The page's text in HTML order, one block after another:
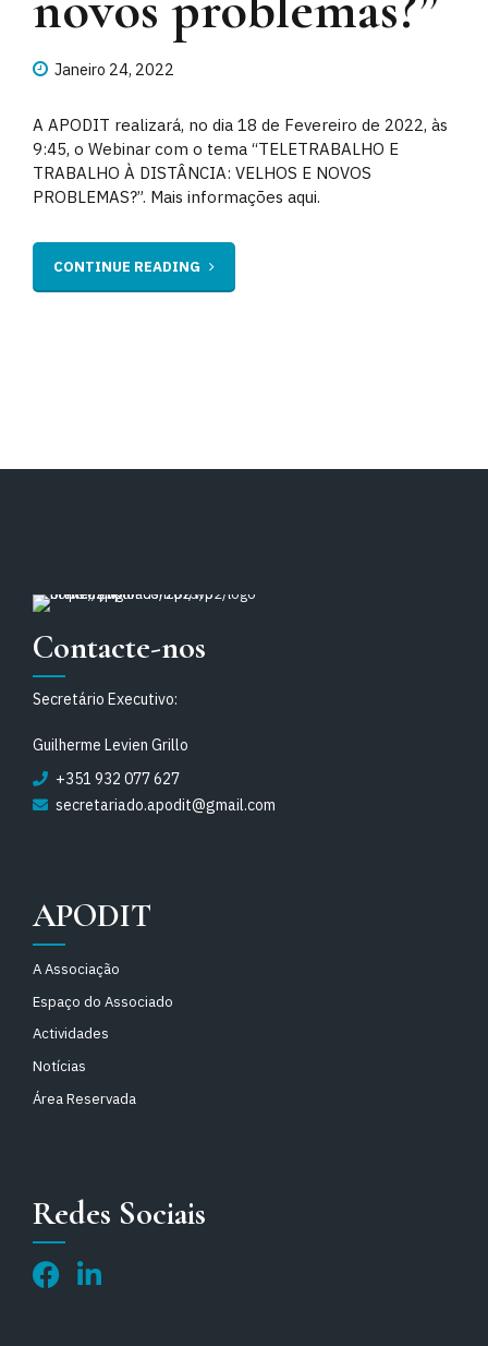
Janeiro 24, 2022
A APODIT realizará, no dia 18 de Fevereiro de 2022, às
9:45, o Webinar com o tema “TELETRABALHO E
TRABALHO À DISTÂNCIA: VELHOS E NOVOS
PROBLEMAS?”. Mais informações aqui.
CONTINUE READING
Contacte-nos
Secretário Executivo:
Guilherme Levien Grillo
+351 932 077 627
secretariado.apodit@gmail.com
APODIT
A Associação
Espaço do Associado
Actividades
Notícias
Área Reservada
Redes Sociais